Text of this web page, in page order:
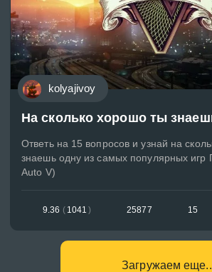
kolyajivoy
На сколько хорошо ты
Ответь на 15 вопросов и узнай на
знаешь одну из самых популярных игр
Auto V)
9.36 ( 1041 ) 25877 15
Загружаем